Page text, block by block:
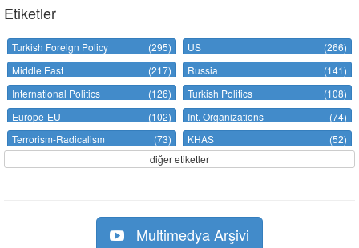
Etiketler
Turkish Foreign Policy (295) US
(266)
Middle East
(217) Russia
(141)
International Politics
(126) Turkish Politics
(108)
Europe-EU
(102) Int. Organizations
(74)
Terrorism-Radicalism
(73) KHAS
(52)
diğer etiketler
Multimedya Arşivi